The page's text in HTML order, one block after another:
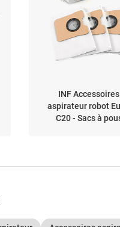
INF
aspirateur robot
C20 - Sacs à